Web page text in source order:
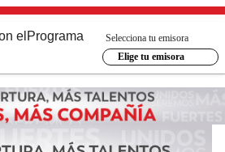
el Programa
Selecciona tu emisora
Elige tu emisora